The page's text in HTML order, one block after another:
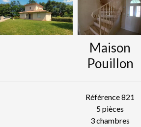
Maison
Pouillon
Référence821
5 pièces
3 chambres